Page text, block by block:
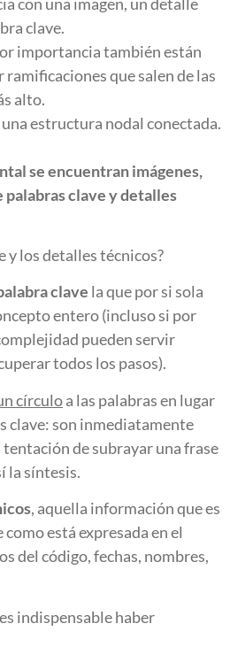
clave.
importancia también están
que salen de las
alto.
estructura nodal conectada.
se encuentran imágenes,
palabras clave y detalles
y los detalles técnicos?
clave la que por si sola
entero (incluso si por
pueden servir
todos los pasos).
círculoa las palabras en lugar
clave: son inmediatamente
de subrayar una frase
la síntesis.
, aquella información que es
está expresada en el
del código, fechas, nombres,
indispensable haber